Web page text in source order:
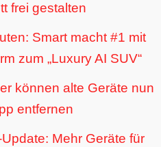
frei gestalten
Smart macht #1 mit
zum „Luxury AI SUV“
können alte Geräte nun
entfernen
Mehr Geräte für